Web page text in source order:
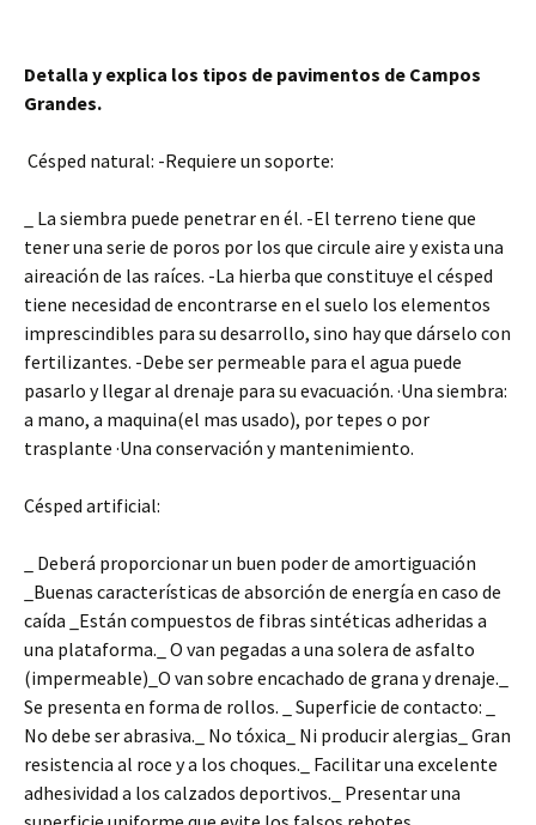
Detalla y explica los tipos de pavimentos de Campos
Grandes.
Césped natural: -Requiere un soporte:
_ La siembra puede penetrar en él. -El terreno tiene que
tener una serie de poros por los que circule aire y exista una
aireación de las raíces. -La hierba que constituye el césped
tiene necesidad de encontrarse en el suelo los elementos
imprescindibles para su desarrollo, sino hay que dárselo con
fertilizantes. -Debe ser permeable para el agua puede
pasarlo y llegar al drenaje para su evacuación. ·Una siembra:
a mano, a maquina(el mas usado), por tepes o por
trasplante ·Una conservación y mantenimiento.
Césped artificial:
_ Deberá proporcionar un buen poder de amortiguación
_Buenas características de absorción de energía en caso de
caída _Están compuestos de fibras sintéticas adheridas a
una plataforma._ O van pegadas a una solera de asfalto
(impermeable)_O van sobre encachado de grana y drenaje._
Se presenta en forma de rollos. _ Superficie de contacto: _
No debe ser abrasiva._ No tóxica_ Ni producir alergias_ Gran
resistencia al roce y a los choques._ Facilitar una excelente
adhesividad a los calzados deportivos._ Presentar una